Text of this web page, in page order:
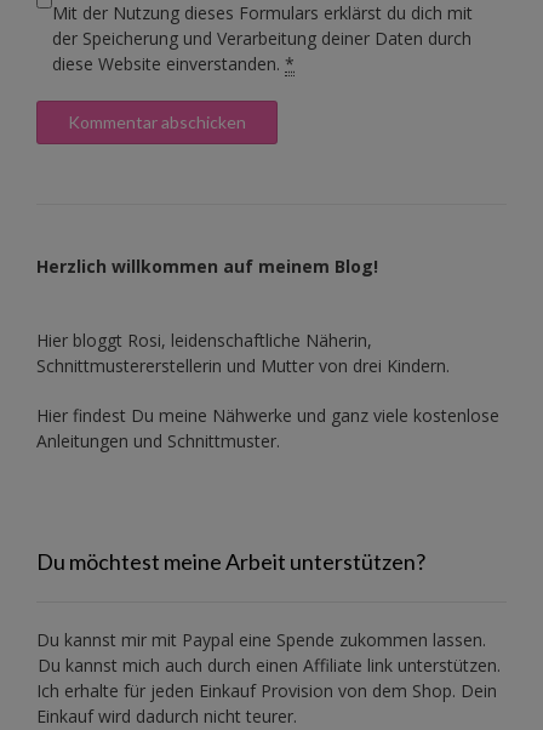
Mit der Nutzung dieses Formulars erklärst du dich mit
der Speicherung und Verarbeitung deiner Daten durch
diese Website einverstanden. *
Herzlich willkommen auf meinem Blog!
Hier bloggt Rosi, leidenschaftliche Näherin,
Schnittmustererstellerin und Mutter von drei Kindern.
Hier findest Du meine Nähwerke und ganz viele kostenlose
Anleitungen und Schnittmuster.
Du möchtest meine Arbeit unterstützen?
Du kannst mir mit Paypal eine Spende zukommen lassen.
Du kannst mich auch durch einen Affiliate link unterstützen.
Ich erhalte für jeden Einkauf Provision von dem Shop. Dein
Einkauf wird dadurch nicht teurer.